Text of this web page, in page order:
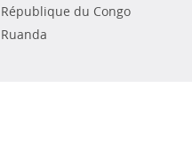
République du Congo
Ruanda